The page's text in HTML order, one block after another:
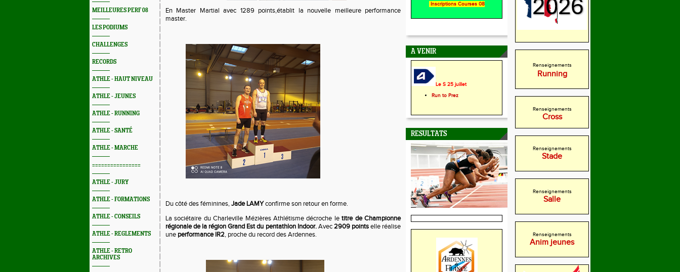
MEILLEURES PERF 08
LES PODIUMS
CHALLENGES
RECORDS
ATHLE - HAUT NIVEAU
ATHLE - JEUNES
ATHLE - RUNNING
ATHLE - SANTÉ
ATHLE - MARCHE
================
ATHLE - JURY
ATHLE - FORMATIONS
ATHLE - CONSEILS
ATHLE - REGLEMENTS
ATHLE - RETRO
ARCHIVES
En Master Martial avec 1289 points,établit la nouvelle meilleure performance
master.
Du côté des féminines,Jade LAMYconfirme son retour en forme.
La sociétaire du Charleville Mézières Athlétisme décroche letitre de Championne
régionale de la région Grand Est du pentathlon Indoor.Avec2909 pointselle réalise
une performance IR2, proche du record des Ardennes.
Inscriptions Courses 08
A VENIR
Le S 25 juillet
Run to Prez
RESULTATS
Renseignements
Running
Renseignements
Cross
Renseignements
Stade
Renseignements
Salle
Renseignements
Anim jeunes